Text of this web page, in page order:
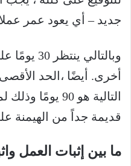
جديد – أي يعود عمر
وبالتالي
أخرى. أيضًا ،الحد
التالية هو 90
قديمة جداً من الهيمنة
ما بين إثبات العمل